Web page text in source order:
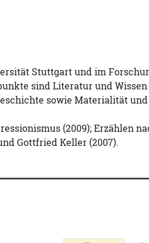
Stuttgart und im
sind Literatur und
sowie Materialität
(2009); Erzählen
Gottfried Keller (2007).